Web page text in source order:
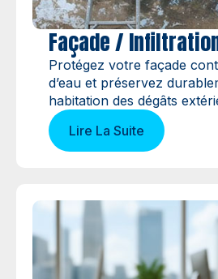
Façade /
Protégez votre façade
d’eau et préservez
habitation des dégâts
Lire La Suite